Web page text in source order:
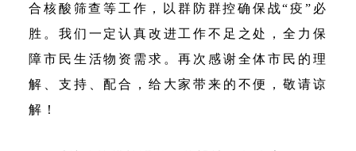
合核酸筛查等工作，以群防群控确保战“疫”必
胜。我们一定认真改进工作不足之处，全力保
障市民生活物资需求。再次感谢全体市民的理
解、支持、配合，给大家带来的不便，敬请谅
解！